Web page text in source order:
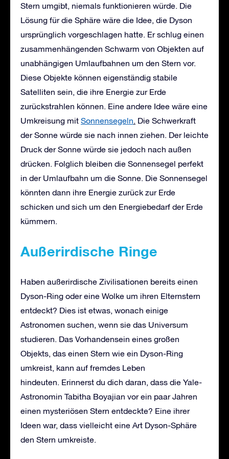
Stern umgibt, niemals funktionieren würde. Die
Lösung für die Sphäre wäre die Idee, die Dyson
ursprünglich vorgeschlagen hatte. Er schlug einen
zusammenhängenden Schwarm von Objekten auf
unabhängigen Umlaufbahnen um den Stern vor.
Diese Objekte können eigenständig stabile
Satelliten sein, die ihre Energie zur Erde
zurückstrahlen können. Eine andere Idee wäre eine
Umkreisung mit Sonnensegeln. Die Schwerkraft
der Sonne würde sie nach innen ziehen. Der leichte
Druck der Sonne würde sie jedoch nach außen
drücken. Folglich bleiben die Sonnensegel perfekt
in der Umlaufbahn um die Sonne. Die Sonnensegel
könnten dann ihre Energie zurück zur Erde
schicken und sich um den Energiebedarf der Erde
kümmern.
Außerirdische Ringe
Haben außerirdische Zivilisationen bereits einen
Dyson-Ring oder eine Wolke um ihren Elternstern
entdeckt? Dies ist etwas, wonach einige
Astronomen suchen, wenn sie das Universum
studieren. Das Vorhandensein eines großen
Objekts, das einen Stern wie ein Dyson-Ring
umkreist, kann auf fremdes Leben
hindeuten. Erinnerst du dich daran, dass die Yale-
Astronomin Tabitha Boyajian vor ein paar Jahren
einen mysteriösen Stern entdeckte? Eine ihrer
Ideen war, dass vielleicht eine Art Dyson-Sphäre
den Stern umkreiste.